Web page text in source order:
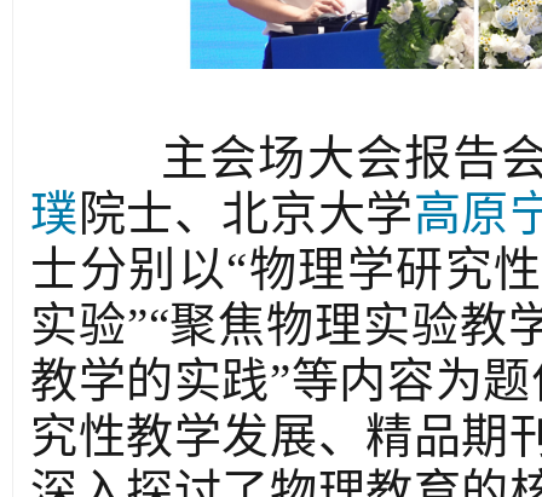
主会场大会报告会
璞 院士、北京大学高原
士分别以“物理学研究
实验”“聚焦物理实验教
教学的实践”等内容为
究性教学发展、精品期